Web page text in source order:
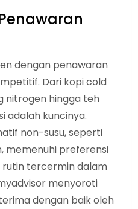
dengan penawaran
Dari kopi cold
nitrogen hingga teh
adalah kuncinya.
non-susu, seperti
memenuhi preferensi
tercermin dalam
menyoroti
dengan baik oleh